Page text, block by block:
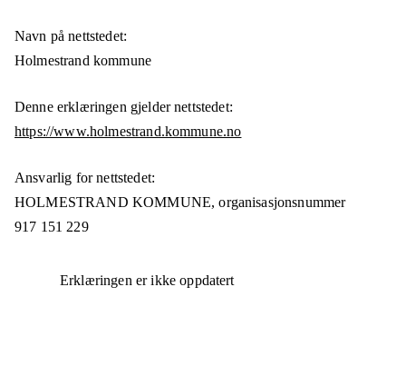
Navn på nettstedet:
Holmestrand kommune
Denne erklæringen gjelder nettstedet:
https://www.holmestrand.kommune.no
Ansvarlig for nettstedet:
HOLMESTRAND KOMMUNE,organisasjonsnummer
917 151 229
Erklæringen er ikke oppdatert